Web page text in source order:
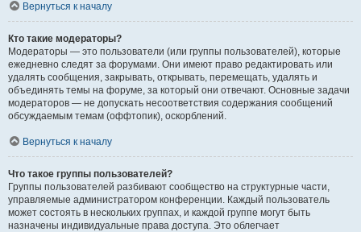
Вернуться к началу
Кто такие модераторы?
Модераторы — это пользователи (или группы пользователей), которые
ежедневно следят за форумами. Они имеют право редактировать или
удалять сообщения, закрывать, открывать, перемещать, удалять и
объединять темы на форуме, за который они отвечают. Основные задачи
модераторов — не допускать несоответствия содержания сообщений
обсуждаемым темам (оффтопик), оскорблений.
Вернуться к началу
Что такое группы пользователей?
Группы пользователей разбивают сообщество на структурные части,
управляемые администратором конференции. Каждый пользователь
может состоять в нескольких группах, и каждой группе могут быть
назначены индивидуальные права доступа. Это облегчает